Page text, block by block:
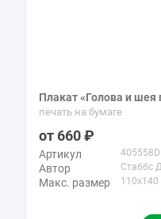
Плакат «Голова и шея
печать на бумаге
660
Артикул 405558D
Автор Стаббс
Макс. размер 110x140